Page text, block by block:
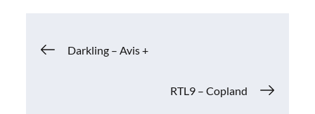
Navigation
Darkling – Avis +
RTL9 – Copland